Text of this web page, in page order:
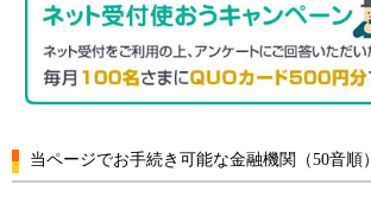
当ページでお手続き可能な金融機関（50音順）